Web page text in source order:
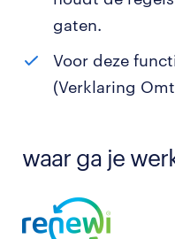
gaten.
Voor deze
(Verklaring
waar ga je